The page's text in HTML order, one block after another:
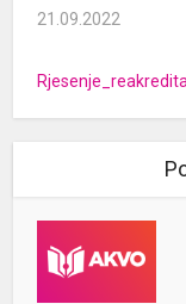
21.09.2022